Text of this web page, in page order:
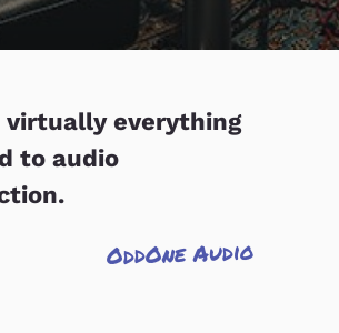
virtually everything
to audio
OddOne Audio